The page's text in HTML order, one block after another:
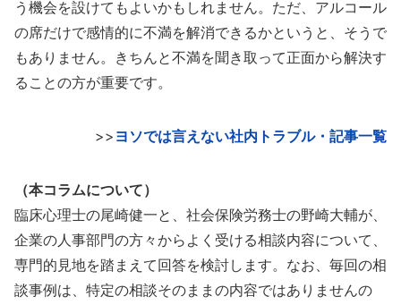
う機会を設けてもよいかもしれません。ただ、アルコール
の席だけで感情的に不満を解消できるかというと、そうで
もありません。きちんと不満を聞き取って正面から解決す
ることの方が重要です。
>> ヨソでは言えない社内トラブル・記事一覧
（本コラムについて）
臨床心理士の尾崎健一と、社会保険労務士の野崎大輔が、
企業の人事部門の方々からよく受ける相談内容について、
専門的見地を踏まえて回答を検討します。なお、毎回の相
談事例は、特定の相談そのままの内容ではありませんの